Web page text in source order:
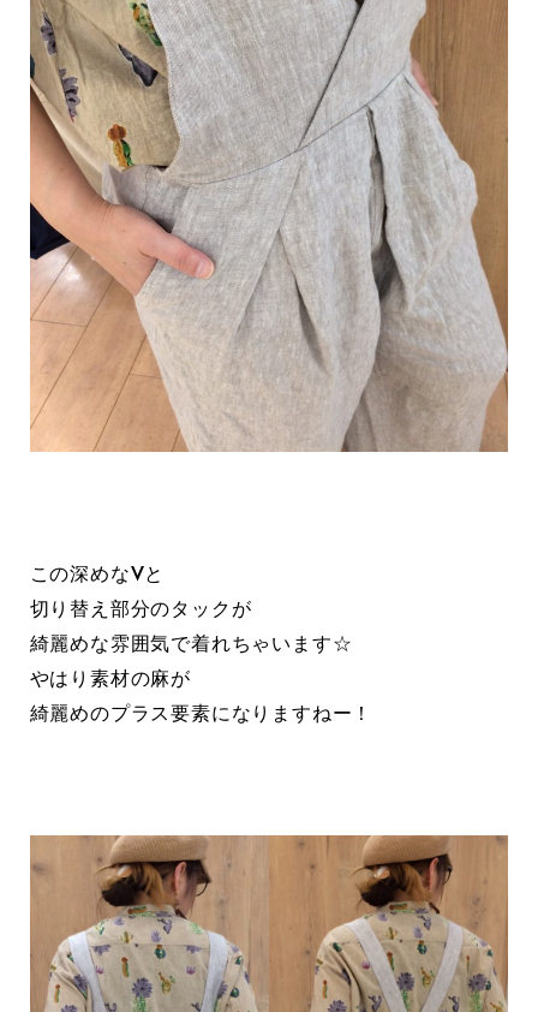
この深めなVと
切り替え部分のタックが
綺麗めな雰囲気で着れちゃいます☆
やはり素材の麻が
綺麗めのプラス要素になりますねー！